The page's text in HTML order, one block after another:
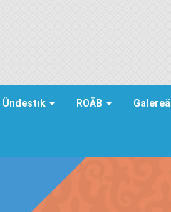
Ündestık ROÄB Galereä